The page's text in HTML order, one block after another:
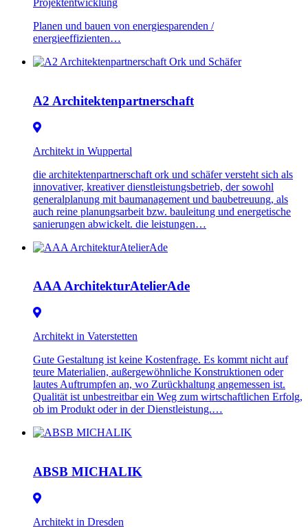
Projektentwicklung
Planen und bauen von energiesparenden /
energieeffizienten…
A2 Architektenpartnerschaft
Architekt in Wuppertal
die architektenpartnerschaft ork und schäfer versteht sich als
innovativer, kreativer dienstleistungsbetrieb, der sowohl
generalplanung mit baumanagement und baubetreuung, als
auch reine planungsarbeit bzw. bauleitung und energetische
sanierungen abwickelt. die leistungen…
AAA ArchitekturAtelierAde
Architekt in Vaterstetten
Gute Gestaltung ist keine Kostenfrage. Es kommt nicht auf
teure Materialien, außergewöhnliche Konstruktionen oder
lautes Auftrumpfen an, wo Zurückhaltung angemessen ist.
Qualität ist unbestreitbar ein Weg zum wirtschaftlichen Erfolg,
ob im Produkt oder in der Dienstleistung.…
ABSB MICHALIK
Architekt in Dresden